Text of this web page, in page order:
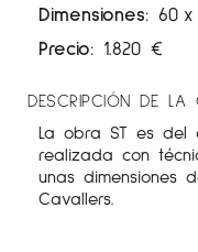
Dimensiones: 60 x
Precio: 1.820 €
DESCRIPCIÓN DE LA
La obra ST es del
realizada con
unas dimensiones
Cavallers.